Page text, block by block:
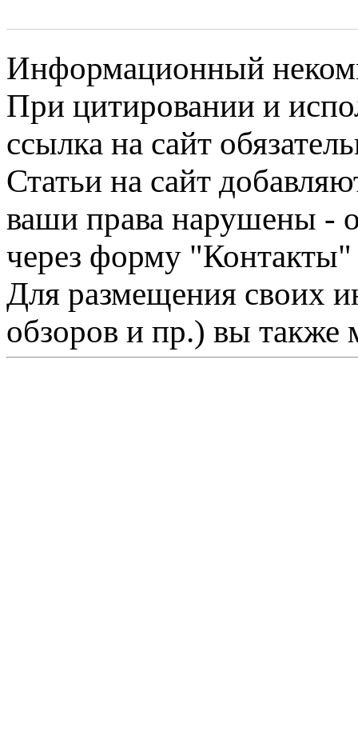
Информационный
При цитировании и
ссылка на сайт
Статьи на сайт
ваши права нарушены -
через форму "Контакты"
Для размещения своих
обзоров и пр.) вы также